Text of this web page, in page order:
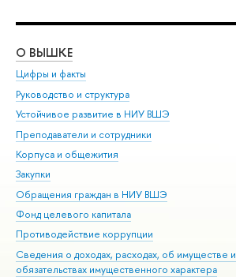
О ВЫШКЕ
Цифры и факты
Руководство и структура
Устойчивое развитие в НИУ ВШЭ
Преподаватели и сотрудники
Корпуса и общежития
Закупки
Обращения граждан в НИУ ВШЭ
Фонд целевого капитала
Противодействие коррупции
Сведения о доходах, расходах, об имуществе и
обязательствах имущественного характера